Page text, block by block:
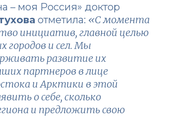
– моя Россия» доктор
отметила: «С момента
инициатив, главной целью
городов и сел. Мы
развитие их
партнеров в лице
и Арктики в этой
о себе, сколько
и предложить свою